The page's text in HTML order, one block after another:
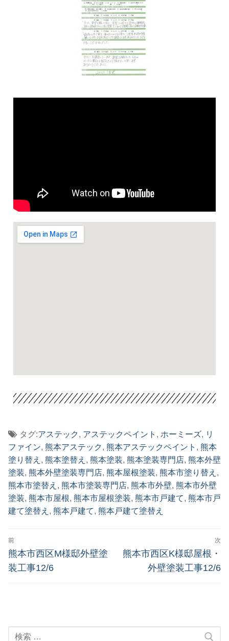
タグ:アステック , アステックペイント , ホーミーズ, リ
ファイン, 熊本アステック , 熊本アステックペイント , 熊本
塗り替え , 熊本塗替え , 熊本塗装, 熊本塗装専門店, 熊本外壁
塗装, 熊本外壁塗装専門店, 熊本屋根塗装, 熊本市塗り替え ,
熊本市塗替え , 熊本市塗装専門店, 熊本市外壁, 熊本市外壁
塗装, 熊本市屋根, 熊本市屋根塗装, 熊本市戸建て, 熊本市戸
建て塗替え , 熊本戸建て, 熊本戸建て塗替え
前
熊本市西区M様邸外壁塗
装工事12/6
次
熊本市西区K様邸屋根・
外壁塗装工事12/6